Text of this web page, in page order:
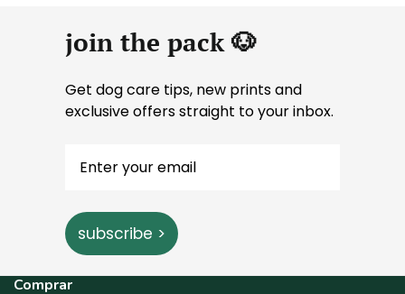
join the pack 🐶
Get dog care tips, new prints and
exclusive offers straight to your inbox.
subscribe >
Comprar